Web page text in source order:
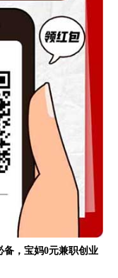
备，宝妈0元兼职创业